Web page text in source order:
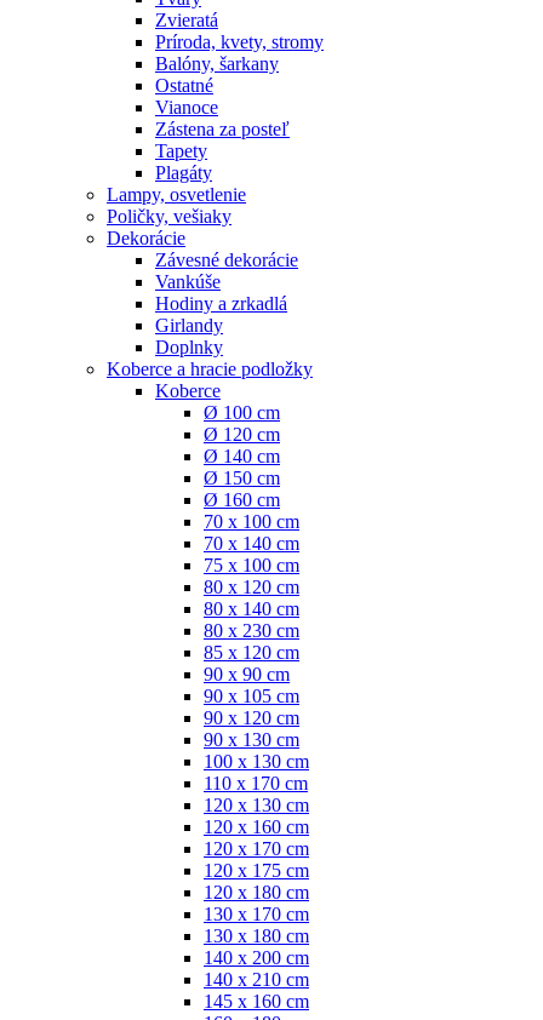
Zvieratá
Príroda, kvety, stromy
Balóny, šarkany
Ostatné
Vianoce
Zástena za posteľ
Tapety
Plagáty
Lampy, osvetlenie
Poličky, vešiaky
Dekorácie
Závesné dekorácie
Vankúše
Hodiny a zrkadlá
Girlandy
Doplnky
Koberce a hracie podložky
Koberce
Ø 100 cm
Ø 120 cm
Ø 140 cm
Ø 150 cm
Ø 160 cm
70 x 100 cm
70 x 140 cm
75 x 100 cm
80 x 120 cm
80 x 140 cm
80 x 230 cm
85 x 120 cm
90 x 90 cm
90 x 105 cm
90 x 120 cm
90 x 130 cm
100 x 130 cm
110 x 170 cm
120 x 130 cm
120 x 160 cm
120 x 170 cm
120 x 175 cm
120 x 180 cm
130 x 170 cm
130 x 180 cm
140 x 200 cm
140 x 210 cm
145 x 160 cm